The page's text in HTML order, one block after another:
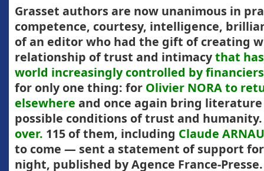
Grasset authors are now unanimous in
competence, courtesy, intelligence,
of an editor who had the gift of creating
relationship of trust and intimacythat
world increasingly controlled by financiers
for only one thing: for Olivier NORA to
elsewhere and once again bring
possible conditions of trust and
over. 115 of them, including Claude
to come — sent a statement of support
night, published by Agence France-Presse.